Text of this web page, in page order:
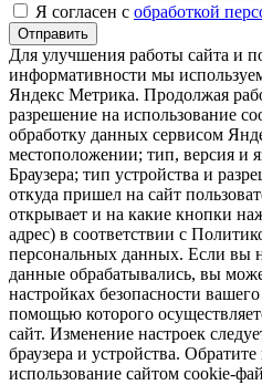
Я согласен с обработкой
Отправить
Для улучшения работы сайта и
информативности мы
Яндекс Метрика. Продолжая
разрешение на использование
обработку данных сервисом
местоположении; тип, версия и
Браузера; тип устройства и
откуда пришел на сайт
открывает и на какие кнопки
адрес) в соответствии с
персональных данных. Если вы
данные обрабатывались, вы
настройках безопасности
помощью которого
сайт. Изменение настроек
браузера и устройства.
использование сайтом cookie-